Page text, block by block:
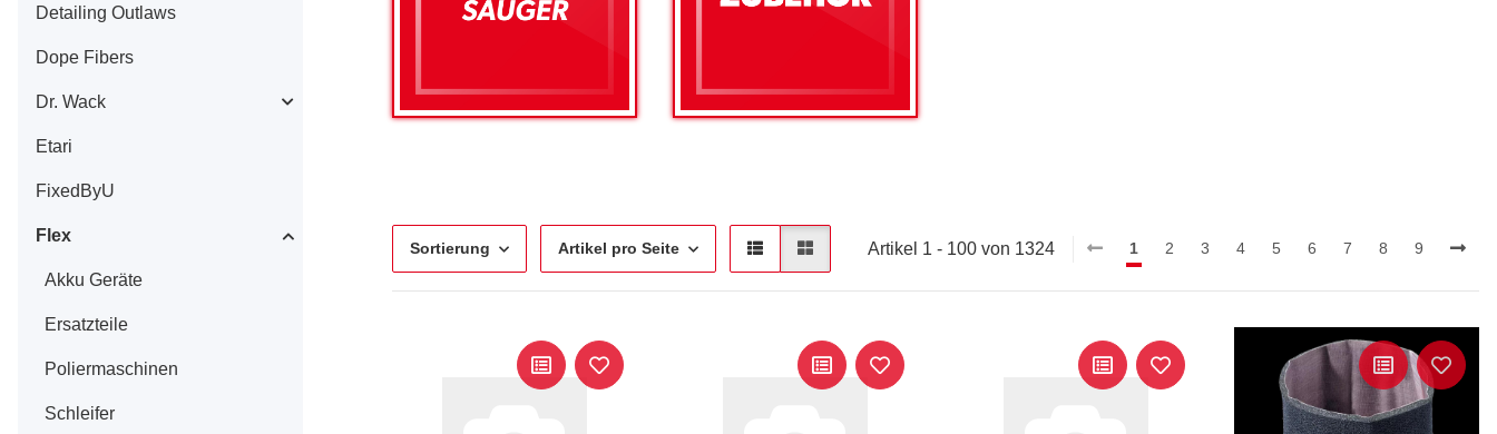
Sortierung Artikel pro Seite Artikel 1 - 100 von 1324 1 2 3 4 5 6 7 8 9
Detailing Outlaws
Dope Fibers
Dr. Wack
Etari
FixedByU
Flex
Akku Geräte
Ersatzteile
Poliermaschinen
Schleifer